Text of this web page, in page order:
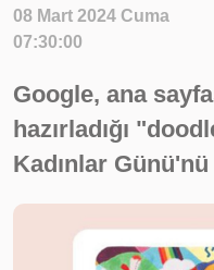
08 Mart 2024 Cuma
07:30:00
Google, ana
hazırladığı
Kadınlar Günü'nü